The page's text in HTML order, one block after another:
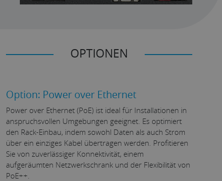
OPTIONEN
Option: Power over Ethernet
Power over Ethernet (PoE) ist ideal für Installationen in
anspruchsvollen Umgebungen geeignet. Es optimiert
den Rack-Einbau, indem sowohl Daten als auch Strom
über ein einziges Kabel übertragen werden. Profitieren
Sie von zuverlässiger Konnektivität, einem
aufgeräumten Netzwerkschrank und der Flexibilität von
PoE++.